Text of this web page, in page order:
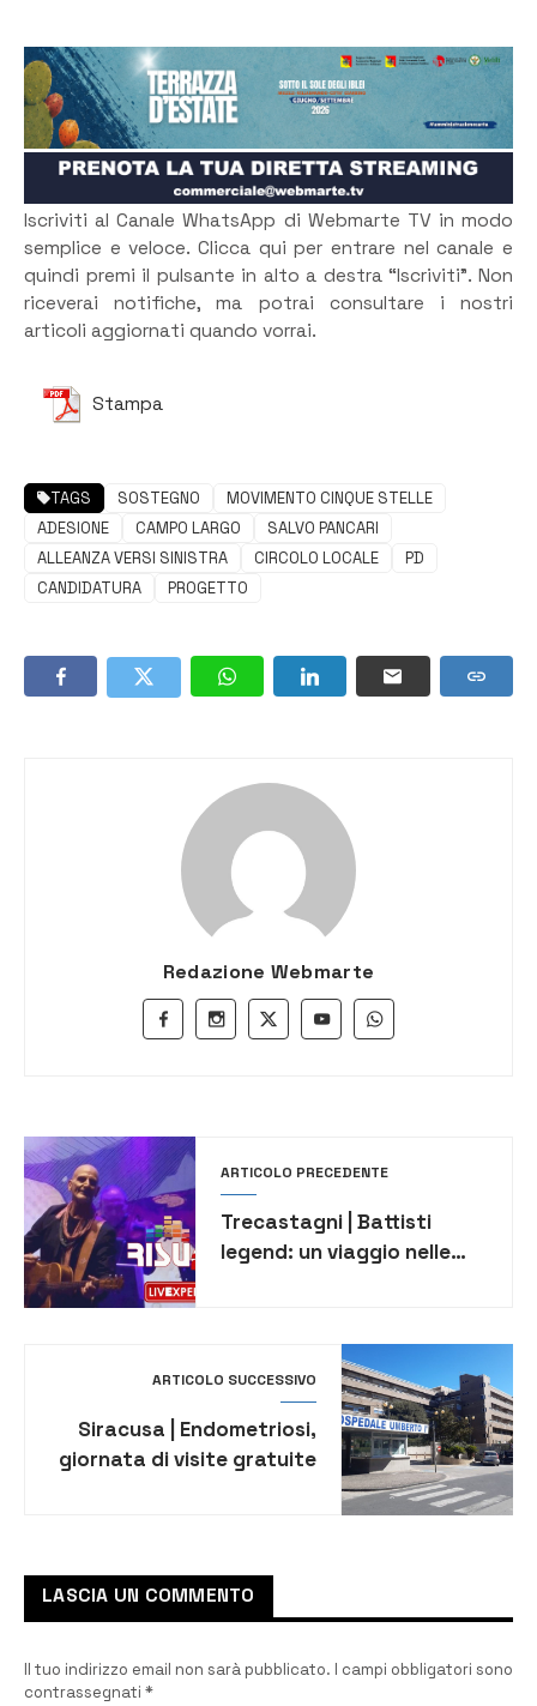
Iscriviti al Canale WhatsApp di Webmarte TV in modo
semplice e veloce. Clicca qui per entrare nel canale e
quindi premi il pulsante in alto a destra “Iscriviti”. Non
riceverai notifiche, ma potrai consultare i nostri
articoli aggiornati quando vorrai.
Stampa
TAGS SOSTEGNO
MOVIMENTO CINQUE STELLE
ADESIONE
CAMPO LARGO
SALVO PANCARI
ALLEANZA VERSI SINISTRA
CIRCOLO LOCALE
PD
CANDIDATURA
PROGETTO
Redazione Webmarte
ARTICOLO PRECEDENTE
Trecastagni | Battisti
legend: un viaggio nelle
ARTICOLO SUCCESSIVO
Siracusa | Endometriosi,
giornata di visite gratuite
LASCIA UN COMMENTO
Il tuo indirizzo email non sarà pubblicato. I campi obbligatori sono
contrassegnati *